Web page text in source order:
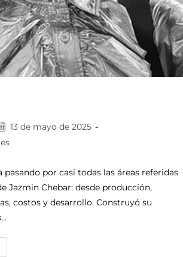
13 de mayo de 2025
pasando por casi todas las áreas referidas
Jazmin Chebar: desde producción,
costos y desarrollo. Construyó su